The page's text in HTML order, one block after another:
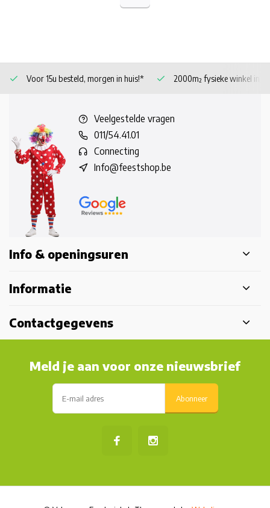
Voor 15u besteld, morgen in huis!* 2000m² fysieke winkel in
Veelgestelde vragen
011/54.41.01
Connecting
Info@feestshop.be
Info & openingsuren
Informatie
Contactgegevens
Meld je aan voor onze nieuwsbrief
Abonneer